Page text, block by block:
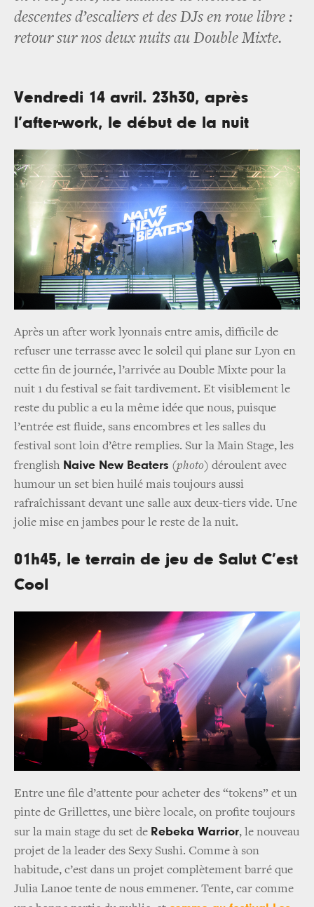
descentes d’escaliers et des DJs en roue libre :
retour sur nos deux nuits au Double Mixte.
Vendredi 14 avril. 23h30, après
l’after-work, le début de la nuit
Après un after work lyonnais entre amis, difficile de
refuser une terrasse avec le soleil qui plane sur Lyon en
cette fin de journée, l’arrivée au Double Mixte pour la
nuit 1 du festival se fait tardivement. Et visiblement le
reste du public a eu la même idée que nous, puisque
l’entrée est fluide, sans encombres et les salles du
festival sont loin d’être remplies. Sur la Main Stage, les
frenglish Naive New Beaters (photo) déroulent avec
humour un set bien huilé mais toujours aussi
rafraîchissant devant une salle aux deux-tiers vide. Une
jolie mise en jambes pour le reste de la nuit.
01h45, le terrain de jeu de Salut C’est
Cool
Entre une file d’attente pour acheter des “tokens” et un
pinte de Grillettes, une bière locale, on profite toujours
sur la main stage du set de Rebeka Warrior, le nouveau
projet de la leader des Sexy Sushi. Comme à son
habitude, c’est dans un projet complètement barré que
Julia Lanoe tente de nous emmener. Tente, car comme